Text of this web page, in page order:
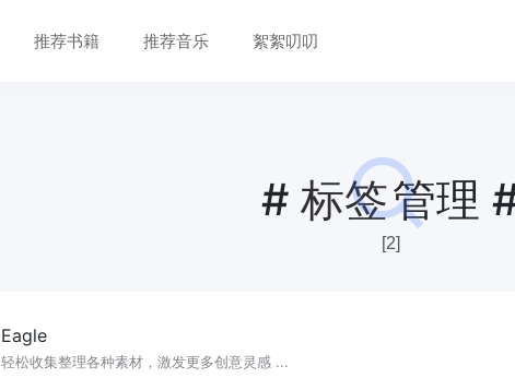
推荐书籍 推荐音乐 絮絮叨叨
# 标签管理
[2]
Eagle
轻松收集整理各种素材，激发更多创意灵感 ...